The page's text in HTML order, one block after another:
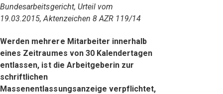
Bundesarbeitsgericht, Urteil vom
19.03.2015, Aktenzeichen 8 AZR 119/14
Werden mehrere Mitarbeiter innerhalb
eines Zeitraumes von 30 Kalendertagen
entlassen, ist die Arbeitgeberin zur
schriftlichen
Massenentlassungsanzeige verpflichtet,